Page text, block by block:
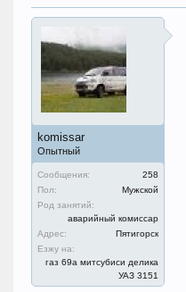
komissar
Опытный
Сообщения:
258
Пол:
Мужской
Род занятий:
аварийный комиссар
Адрес:
Пятигорск
Езжу на:
газ 69а митсубиси делика
УАЗ 3151